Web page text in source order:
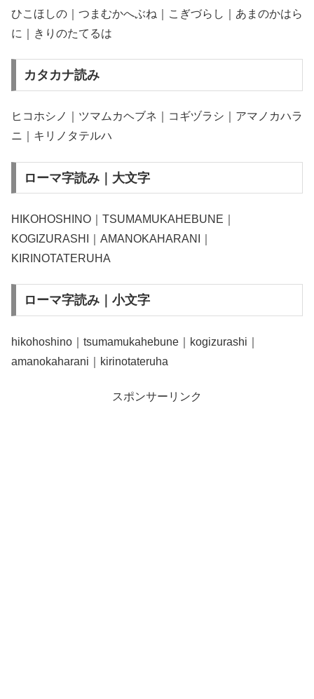
ひこほしの｜つまむかへぶね｜こぎづらし｜あまのかはら
に｜きりのたてるは
カタカナ読み
ヒコホシノ｜ツマムカヘブネ｜コギヅラシ｜アマノカハラ
ニ｜キリノタテルハ
ローマ字読み｜大文字
HIKOHOSHINO｜TSUMAMUKAHEBUNE｜
KOGIZURASHI｜AMANOKAHARANI｜
KIRINOTATERUHA
ローマ字読み｜小文字
hikohoshino｜tsumamukahebune｜kogizurashi｜
amanokaharani｜kirinotateruha
スポンサーリンク